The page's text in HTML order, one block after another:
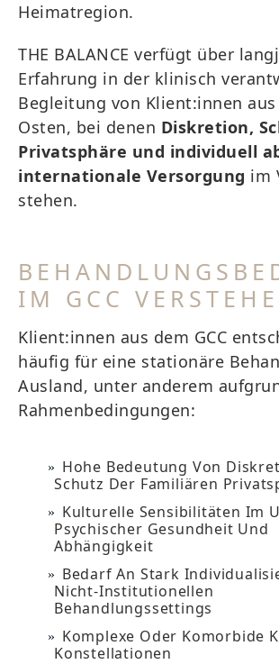
Heimatregion.
THE BALANCE verfügt über
Erfahrung in der klinisch
Begleitung von Klient:innen
Osten, bei denen Diskretion,
Privatsphäre und individuell
internationale Versorgung im
stehen.
IM GCC
Klient:innen aus dem GCC
häufig für eine stationäre
Ausland, unter anderem
Rahmenbedingungen:
Hohe Bedeutung Von
Schutz Der Familiären
Kulturelle Sensibilitäten Im
Psychischer Gesundheit Und
Abhängigkeit
Bedarf An Stark
Nicht-Institutionellen
Behandlungssettings
Komplexe Oder Komorbide
Konstellationen